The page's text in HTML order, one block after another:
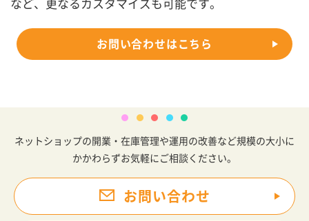
など、更なるカスタマイズも可能です。
お問い合わせはこちら
ネットショップの開業・在庫管理や運用の改善など規模の大小に
かかわらずお気軽にご相談ください。
お問い合わせ